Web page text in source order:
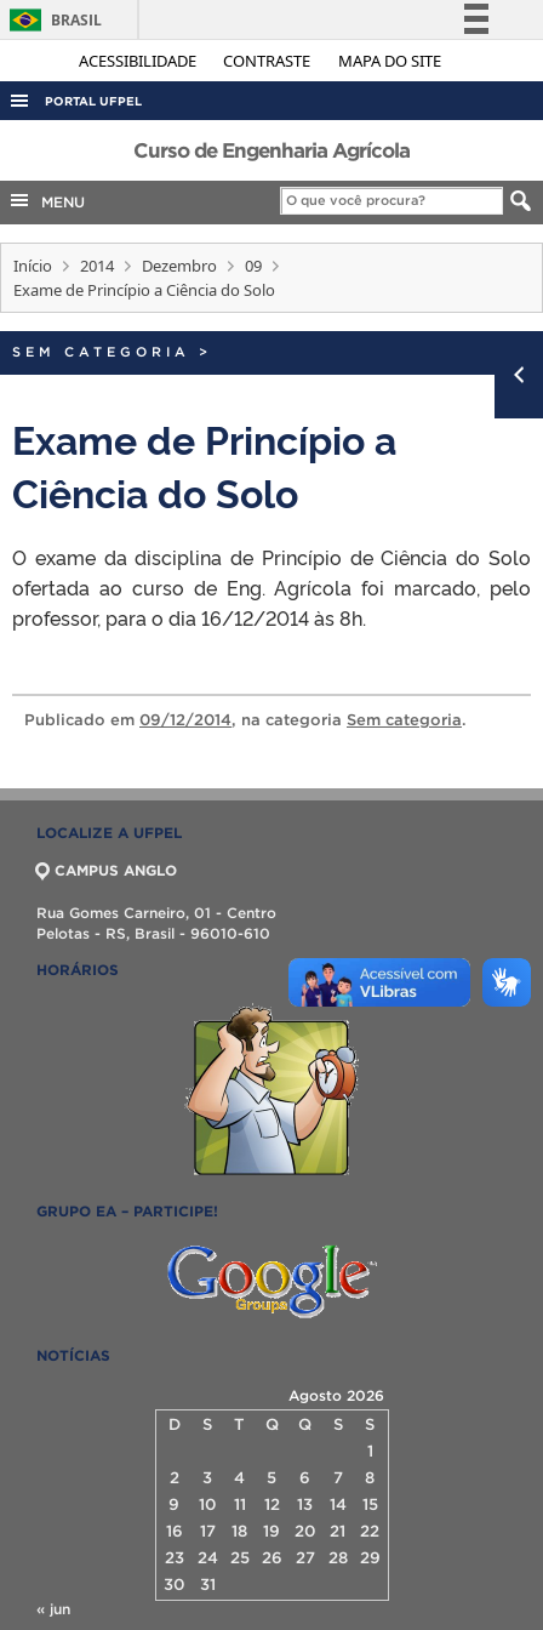
ACESSIBILIDADE CONTRASTE MAPA DO SITE
BRASIL
Simplifique!
Acesso à informação
Legislação
Canais
PORTAL UFPEL
ACESSO À INFORMAÇÃO
AUDITORIA
COBALTO
CONCURSOS
INTERNACIONAL
Curso de Engenharia Agrícola
MENU
Início 2014 Dezembro
09
Exame de Princípio a Ciência do Solo
SEM CATEGORIA >
Exame de Princípio a
Ciência do Solo
O exame da disciplina de Princípio de Ciência do Solo
ofertada ao curso de Eng. Agrícola foi marcado, pelo
professor, para o dia 16/12/2014 às 8h.
Publicado em 09/12/2014, na categoria Sem categoria.
LOCALIZE A UFPEL
CAMPUS ANGLO
Rua Gomes Carneiro, 01 - Centro
Pelotas - RS, Brasil - 96010-610
HORÁRIOS
GRUPO EA – PARTICIPE!
NOTÍCIAS
Agosto 2026
D S T Q Q S
S
1
2
3 4 5 6 7
8
9
10 11 12 13 14
15
16
17 18 19 20 21
22
23
24 25 26 27 28
29
30
31
« jun